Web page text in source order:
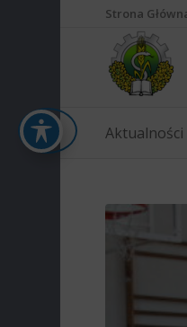
Strona
Aktualności